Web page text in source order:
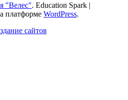
"Велес". Education Spark |
платформе WordPress.
сайтов